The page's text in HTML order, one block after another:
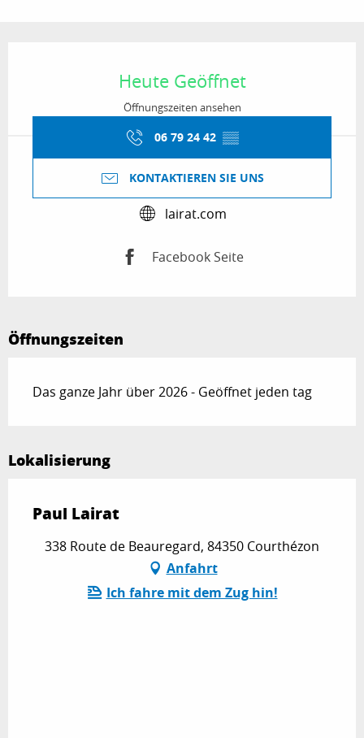
Heute Geöffnet
Öffnungszeiten ansehen
06 79 24 42 ▒▒
KONTAKTIEREN SIE UNS
lairat.com
Facebook Seite
Öffnungszeiten
Das ganze Jahr über 2026 - Geöffnet jeden tag
Lokalisierung
Paul Lairat
338 Route de Beauregard, 84350 Courthézon
Anfahrt
Ich fahre mit dem Zug hin!